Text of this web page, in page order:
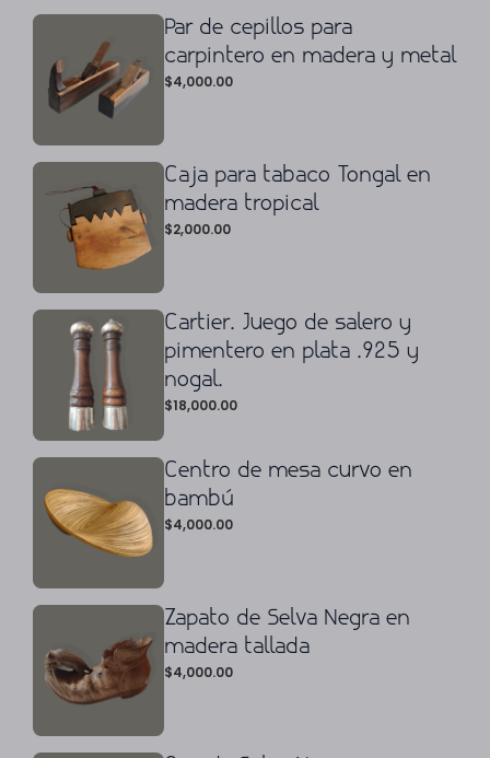
Par de cepillos para
carpintero en madera y metal
$4,000.00
Caja para tabaco Tongal en
madera tropical
$2,000.00
Cartier. Juego de salero y
pimentero en plata .925 y
nogal.
$18,000.00
Centro de mesa curvo en
bambú
$4,000.00
Zapato de Selva Negra en
madera tallada
$4,000.00